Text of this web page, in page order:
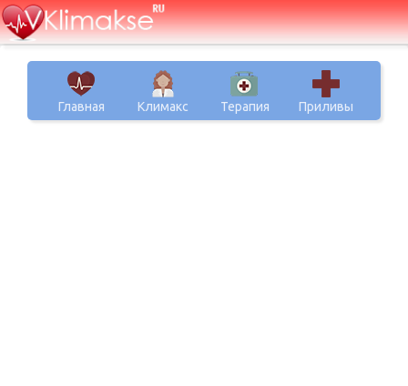
Главная Климакс Терапия Приливы